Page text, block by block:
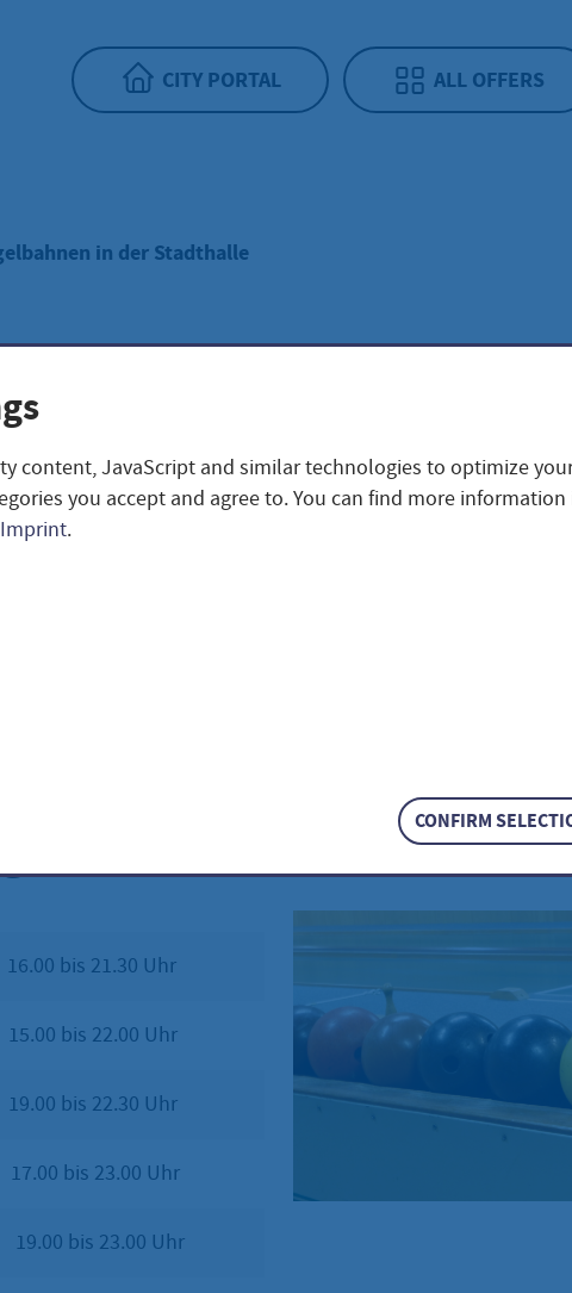
CITY PORTAL ALL OFFERS
in der Stadthalle
in der
Informationen unter:
29 81 33
bis 21.30 Uhr
bis 22.00 Uhr
bis 22.30 Uhr
bis 23.00 Uhr
bis 23.00 Uhr
content, JavaScript and similar technologies to optimize
you accept and agree to. You can find more
Imprint.
CONFIRM